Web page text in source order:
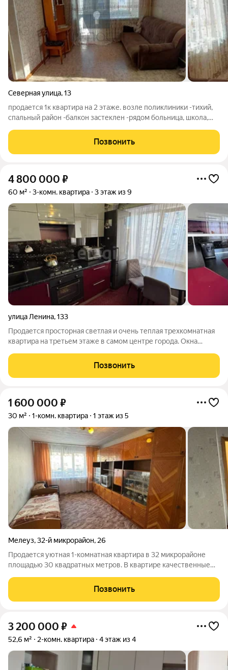
Северная улица,13
продается 1к квартира на 2 этаже. возле поликлиники -тихий,
спальный район -балкон застеклен -рядом больница, школа,
комплекс, кафе, магазины - соседи тихие и доброжелательные
По всем остальным
Позвонить
4 800 000 ₽
60 м² 3-комн. квартира 3 этаж из 9
улица Ленина,133
Продается просторная светлая и очень теплая трехкомнатная
квартира на третьем этаже в самом центре города. Окна
гостиной - ковролин. Оставляем кухонный гарнитур,
кондиционер, бойлер,
Позвонить
1 600 000 ₽
30 м² 1-комн. квартира 1 этаж из 5
Мелеуз,32-й микрорайон, 26
Продается уютная 1-комнатная квартира в 32 микрорайоне
площадью 30 квадратных метров. В квартире качественные
микроклимат. Потолки оштукатурены, а пластиковые окна
обеспечивают хорошую
Позвонить
3 200 000 ₽
52,6 м² 2-комн. квартира 4 этаж из 4